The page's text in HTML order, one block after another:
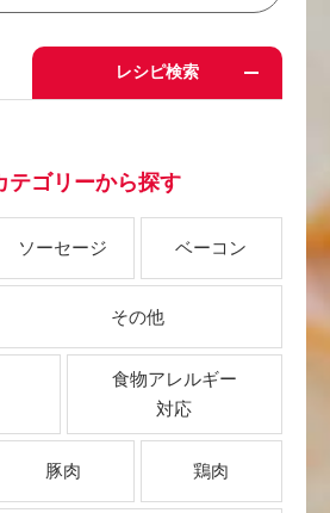
レシピ検索
テゴリーから探す
ソーセージ ベーコン
その他
食物アレルギー
対応
豚肉 鶏肉